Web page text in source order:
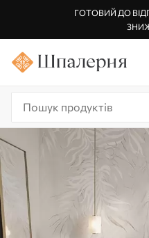
ГОТОВИЙ ДО